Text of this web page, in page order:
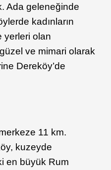
Ada geleneğinde
kadınların
yerleri olan
ve mimari olarak
Dereköy’de
11 km.
kuzeyde
en büyük Rum